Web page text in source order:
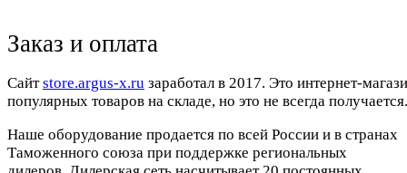
Заказ и оплата
Cайтstore.argus-x.ru заработал в 2017. Это интернет-
популярных товаров на складе, но это не всегда
Наше оборудование продается по всей России и в странах
Таможенного союза при поддержке региональных